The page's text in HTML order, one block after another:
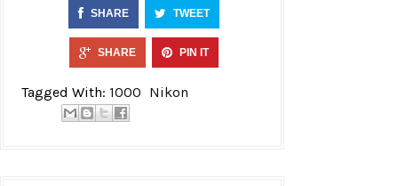
SHARE TWEET
SHARE PIN IT
Tagged With: 1000 Nikon